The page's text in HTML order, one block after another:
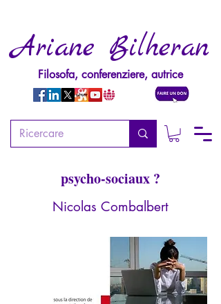
Ariane Bilheran
Filosofa, conferenziere, autrice
La souffrance au travail
psycho-sociaux ?
Nicolas Combalbert